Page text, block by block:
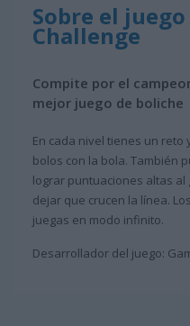
Sobre el
Challenge
Compite por el
mejor juego de boliche
En cada nivel tienes un
bolos con la bola. También
lograr puntuaciones altas
dejar que crucen la línea.
juegas en modo infinito.
Desarrollador del juego: